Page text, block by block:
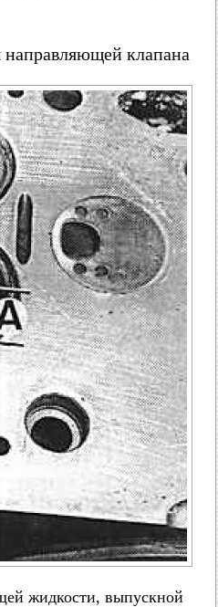
направляющей клапана
жидкости, выпускной